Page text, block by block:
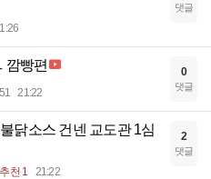
댓글
깜빵편
21:22
0
댓글
닭소스 건넨 교도관 1심
추천 1 21:22
2
댓글